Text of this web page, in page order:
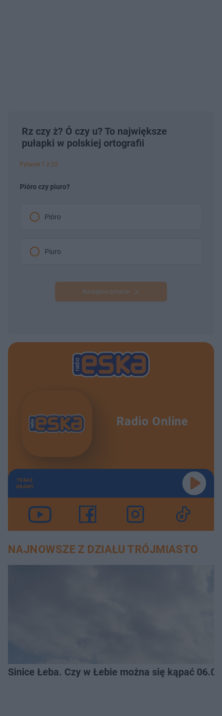
Rz czy ż? Ó czy u? To największe
pułapki w polskiej ortografii
Pytanie 1 z 25
Pióro czy piuro?
Pióro
Piuro
Następne pytanie
Radio Online
TERAZ
GRAMY
NAJNOWSZE Z DZIAŁU TRÓJMIASTO
Sinice Łeba. Czy w Łebie można się kąpać